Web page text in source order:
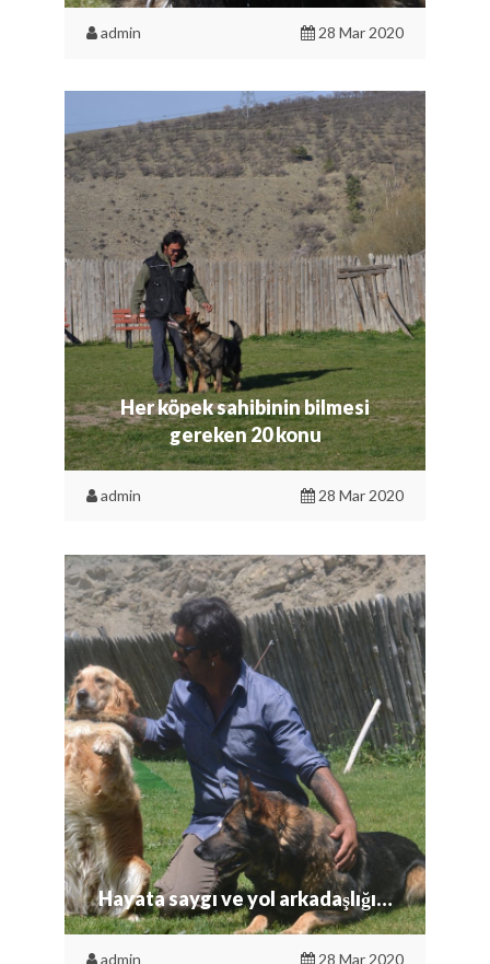
admin 28 Mar 2020
Her köpek sahibinin bilmesi
gereken 20 konu
admin 28 Mar 2020
Hayata saygı ve yol arkadaşlığı…
admin 28 Mar 2020